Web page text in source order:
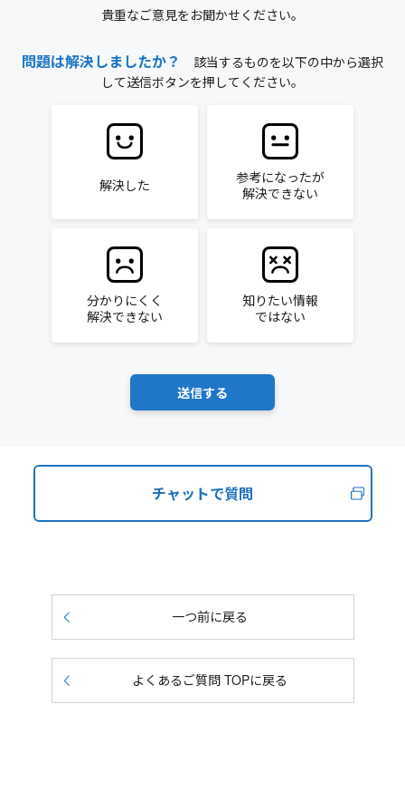
貴重なご意見をお聞かせください。
問題は解決しましたか？
該当するものを以下の中から選択
して送信ボタンを押してください。
解決した
参考になったが
解決できない
分かりにくく
解決できない
知りたい情報
ではない
チャットで質問
一つ前に戻る
よくあるご質問 TOPに戻る